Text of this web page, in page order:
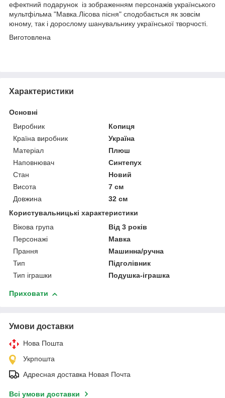
ефектний подарунок із зображенням персонажів українського
мультфільма "Мавка.Лісова пісня" сподобається як зовсім
юному, так і дорослому шанувальнику української творчості.
Виготовлена
Характеристики
Основні
Виробник
Копиця
Країна виробник
Україна
Матеріал
Плюш
Наповнювач
Синтепух
Стан
Новий
Висота
7 см
Довжина
32 см
Користувальницькі характеристики
Вікова група
Від 3 років
Персонажі
Мавка
Прання
Машинна/ручна
Тип
Підголівник
Тип іграшки
Подушка-іграшка
Приховати
Умови доставки
Нова Пошта
Укрпошта
Адресная доставка Новая Почта
Всі умови доставки